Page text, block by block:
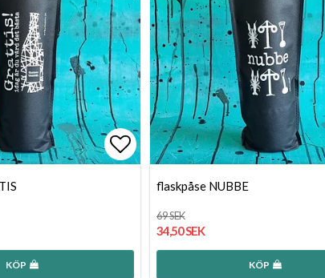
Lägg till i favoritlistan
KÖP
flaskpåse NUBBE
69 SEK
34,50 SEK
KÖP